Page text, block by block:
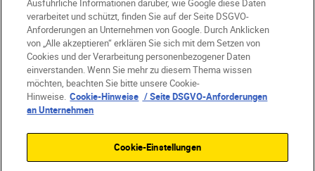
Geschäftsbedingungen des Nikon Stores
Cookie-Hinweise
Barrierefreiheit
Cookie-Einstellungen
© 2026 Nikon
Ausführliche Informationen darüber, wie Google diese Daten
verarbeitet und schützt, finden Sie auf der Seite DSGVO-
Anforderungen an Unternehmen von Google. Durch Anklicken
von „Alle akzeptieren“ erklären Sie sich mit dem Setzen von
Cookies und der Verarbeitung personenbezogener Daten
einverstanden. Wenn Sie mehr zu diesem Thema wissen
möchten, beachten Sie bitte unsere Cookie-
Hinweise. Cookie-Hinweise / Seite DSGVO-Anforderungen
an Unternehmen
Cookie-Einstellungen